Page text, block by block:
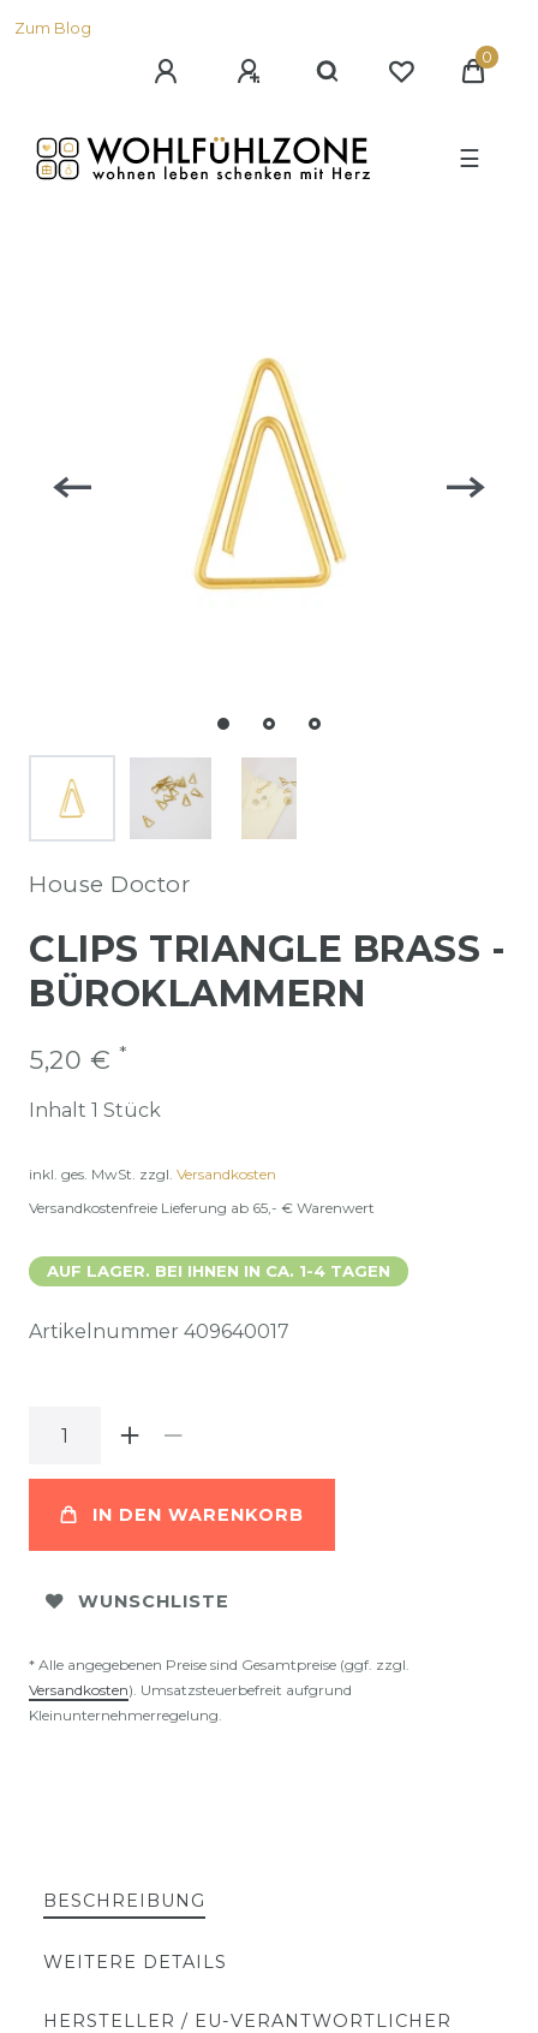
Zum Blog
0
☰
House Doctor
CLIPS TRIANGLE BRASS -
BÜROKLAMMERN
5,20 € *
Inhalt 1 Stück
inkl. ges. MwSt. zzgl. Versandkosten
Versandkostenfreie Lieferung ab 65,- € Warenwert
AUF LAGER. BEI IHNEN IN CA. 1-4 TAGEN
Artikelnummer 409640017
IN DEN WARENKORB
WUNSCHLISTE
* Alle angegebenen Preise sind Gesamtpreise (ggf. zzgl.
Versandkosten). Umsatzsteuerbefreit aufgrund
Kleinunternehmerregelung.
BESCHREIBUNG
WEITERE DETAILS
HERSTELLER / EU-VERANTWORTLICHER